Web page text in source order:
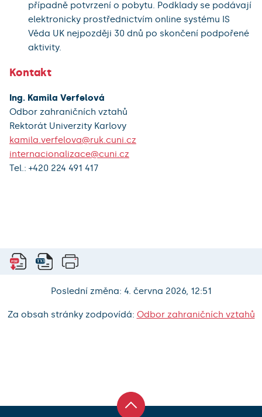
případně potvrzení o pobytu. Podklady se podávají
elektronicky prostřednictvím online systému IS
Věda UK nejpozději 30 dnů po skončení podpořené
aktivity.
Kontakt
Ing. Kamila Verfelová
Odbor zahraničních vztahů
Rektorát Univerzity Karlovy
kamila.verfelova@ruk.cuni.cz
internacionalizace@cuni.cz
Tel.: +420 224 491 417
Poslední změna: 4. června 2026, 12:51
Za obsah stránky zodpovídá: Odbor zahraničních vztahů